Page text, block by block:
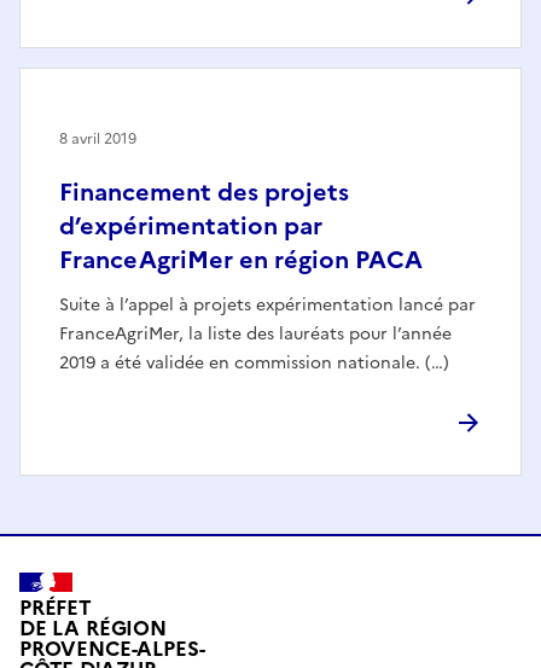
Financement des projets
d’expérimentation par
FranceAgriMer en région PACA
Suite à l’appel à projets expérimentation lancé par
FranceAgriMer, la liste des lauréats pour l’année
2019 a été validée en commission nationale. (…)
8 avril 2019
PRÉFET
DE LA RÉGION
PROVENCE-ALPES-